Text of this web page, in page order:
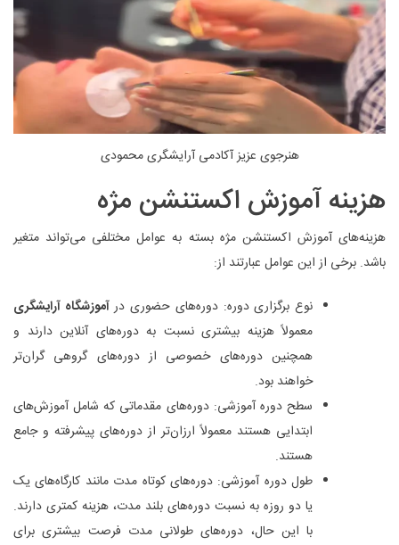
هنرجوی عزیز آکادمی آرایشگری محمودی
هزینه آموزش اکستنشن مژه
هزینه‌های آموزش اکستنشن مژه بسته به عوامل مختلفی می‌تواند متغیر
باشد. برخی از این عوامل عبارتند از:
نوع برگزاری دوره: دوره‌های حضوری درآموزشگاه آرایشگری
معمولاً هزینه بیشتری نسبت به دوره‌های آنلاین دارند و
همچنین دوره‌های خصوصی از دوره‌های گروهی گران‌تر
خواهند بود.
سطح دوره آموزشی: دوره‌های مقدماتی که شامل آموزش‌های
ابتدایی هستند معمولاً ارزان‌تر از دوره‌های پیشرفته و جامع
هستند.
طول دوره آموزشی: دوره‌های کوتاه ‌مدت مانند کارگاه‌های یک
یا دو روزه به نسبت دوره‌های بلند مدت، هزینه کمتری دارند.
با این حال، دوره‌های طولانی ‌مدت فرصت بیشتری برای